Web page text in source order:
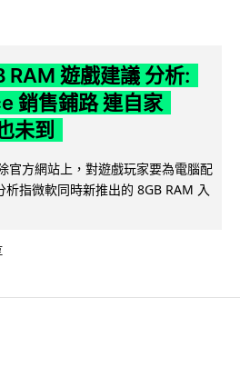
RAM 遊戲建議 分析:
銷售鋪路 連自家
未到
官方網站上，對遊戲玩家要為電腦配
指微軟同時新推出的 8GB RAM 入